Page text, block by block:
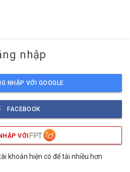
nhập
NHẬP VỚI GOOGLE
FACEBOOK
VỚI
khoản hiện có để tải nhiều hơn